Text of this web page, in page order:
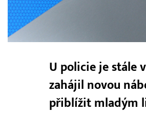
U policie je stále
zahájil novou
přiblížit mladým